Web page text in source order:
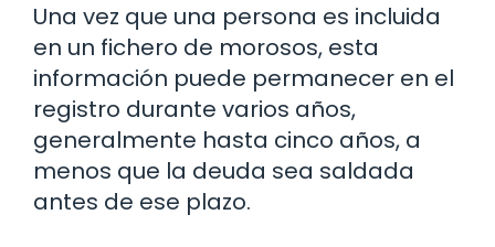
Una vez que una persona es incluida
en un fichero de morosos, esta
información puede permanecer en el
registro durante varios años,
generalmente hasta cinco años, a
menos que la deuda sea saldada
antes de ese plazo.